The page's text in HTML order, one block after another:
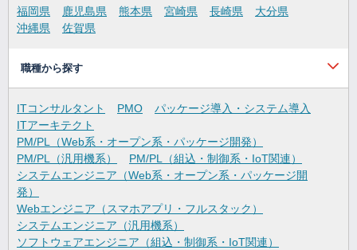
福岡県 鹿児島県 熊本県 宮崎県 長崎県
大分県
沖縄県
佐賀県
職種から探す
ITコンサルタント PMO
パッケージ導入・システム導入
ITアーキテクト
PM/PL（Web系・オープン系・パッケージ開発）
PM/PL（汎用機系）
PM/PL（組込・制御系・IoT関連）
システムエンジニア（Web系・オープン系・パッケージ開
発）
Webエンジニア（スマホアプリ・フルスタック）
システムエンジニア（汎用機系）
ソフトウェアエンジニア（組込・制御系・IoT関連）